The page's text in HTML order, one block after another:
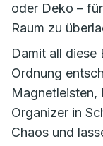
oder Deko –
Raum zu
Damit all diese
Ordnung
Magnetleisten,
Organizer in
Chaos und